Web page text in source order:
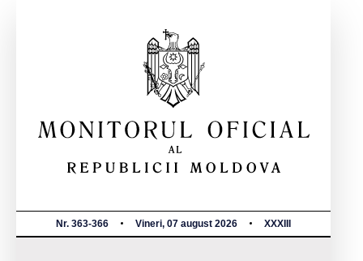
Nr. 363-366 Vineri, 07 august 2026 XXXIII